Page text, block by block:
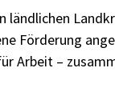
Förderung
Arbeit –